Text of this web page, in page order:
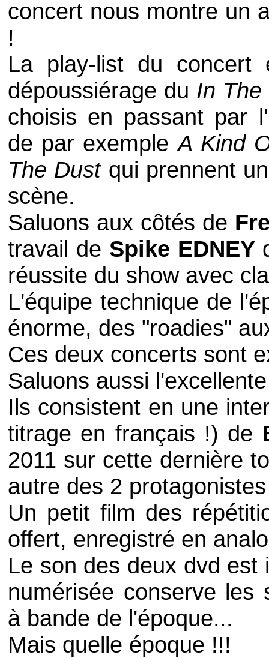
concert nous montre un
!
La play-list du concert
dépoussiérage du In The
choisis en passant par
de par exempleA Kind
The Dust qui prennent
scène.
Saluons aux côtés de
travail de Spike EDNEY
réussite du show avec
L'équipe technique de
énorme, des "roadies"
Ces deux concerts sont
Saluons aussi
Ils consistent en une
titrage en français !) de
2011 sur cette dernière
autre des 2
Un petit film des
offert, enregistré en
Le son des deux dvd est
numérisée conserve les
à bande de l'époque...
Mais quelle époque !!!